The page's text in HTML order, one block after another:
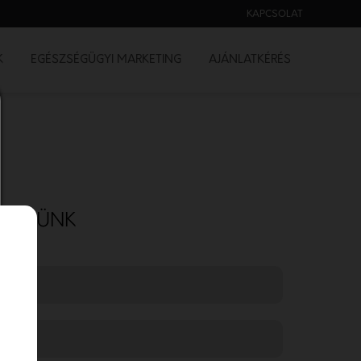
KAPCSOLAT
EGÉSZSÉGÜGYI MARKETING AJÁNLATKÉRÉS
NEKÜNK